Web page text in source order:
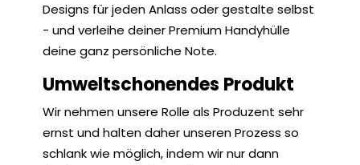
Designs für jeden Anlass oder gestalte selbst
- und verleihe deiner Premium Handyhülle
deine ganz persönliche Note.
Umweltschonendes Produkt
Wir nehmen unsere Rolle als Produzent sehr
ernst und halten daher unseren Prozess so
schlank wie möglich, indem wir nur dann